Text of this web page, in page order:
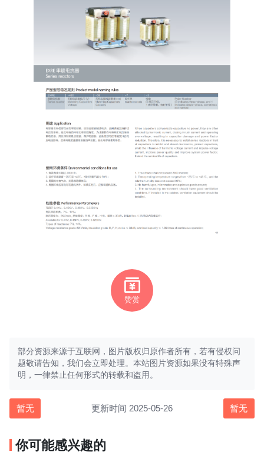
赞赏
部分资源来源于互联网，图片版权归原作者所有，若有侵权问
题敬请告知，我们会立即处理。本站图片资源如果没有特殊声
明，一律禁止任何形式的转载和盗用。
暂无 更新时间 2025-05-26 暂无
你可能感兴趣的